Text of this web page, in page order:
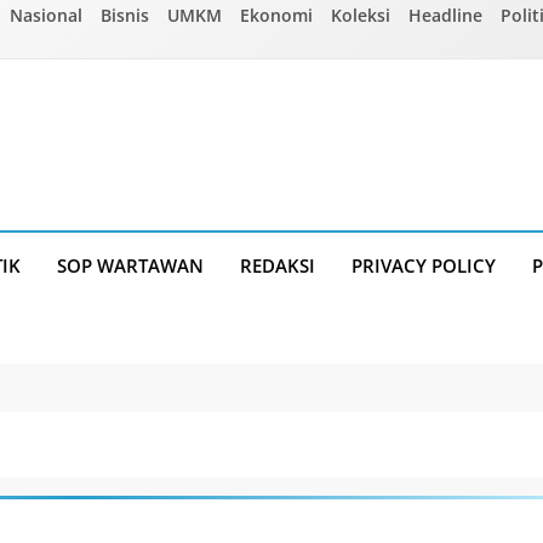
Nasional Bisnis UMKM Ekonomi Koleksi Headline
SOP WARTAWAN REDAKSI PRIVACY POLICY